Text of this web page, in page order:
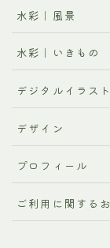
水彩｜風景
水彩｜いきもの
デジタルイラスト
デザイン
プロフィール
ご利用に関する